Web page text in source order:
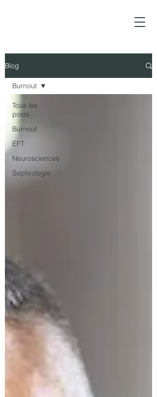
Blog
Tous les
posts
Burnout
EFT
Neurosciences
Sophrologie
Burnout